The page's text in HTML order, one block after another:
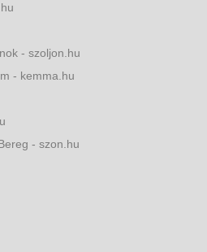
- szoljon.hu
- kemma.hu
- szon.hu